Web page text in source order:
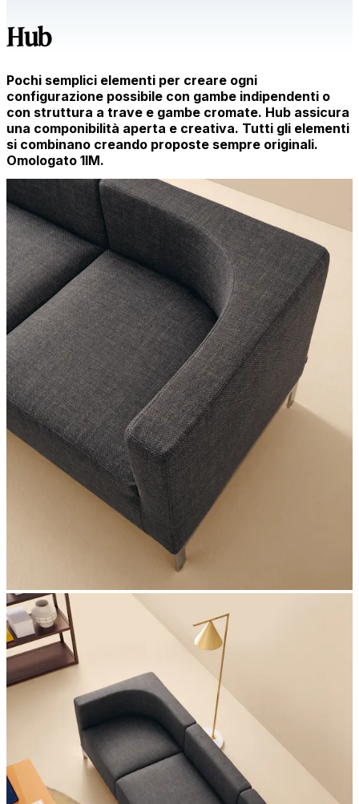
Hub
Pochi semplici elementi per creare ogni
configurazione possibile con gambe indipendenti o
con struttura a trave e gambe cromate. Hub assicura
una componibilità aperta e creativa. Tutti gli elementi
si combinano creando proposte sempre originali.
Omologato 1IM.